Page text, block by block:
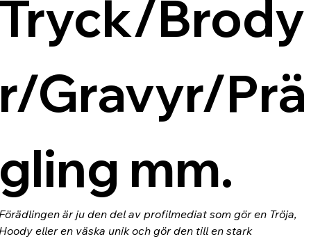
Brody
Gravyr/Prä
mm.
är ju den del av profilmediat som gör en Tröja,
eller en väska unik och gör den till en stark